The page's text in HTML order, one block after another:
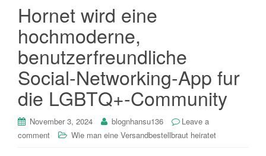
Hornet wird eine
hochmoderne,
benutzerfreundliche
Social-Networking-App fur
die LGBTQ+-Community
November 3, 2024 blognhansu136
Leave a
comment
Wie man eine Versandbestellbraut heiratet